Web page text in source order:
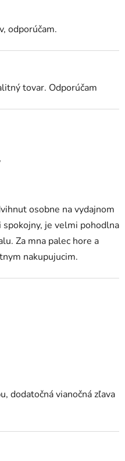
odporúčam.
tovar. Odporúčam
osobne na vydajnom
je velmi pohodlna
Za mna palec hore a
nakupujucim.
dodatočná vianočná zľava